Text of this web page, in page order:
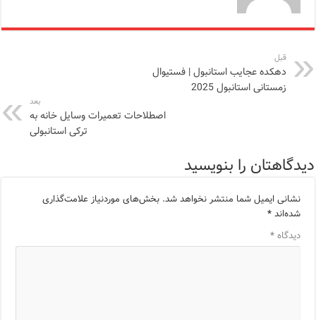
قبل
دهکده عجایب استانبول | فستیوال
زمستانی استانبول 2025
بعد
اصطلاحات تعمیرات وسایل خانه به
ترکی استانبولی
دیدگاهتان را بنویسید
نشانی ایمیل شما منتشر نخواهد شد. بخش‌های موردنیاز علامت‌گذاری
شده‌اند*
دیدگاه*